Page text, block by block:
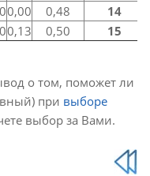
0,00 0,48
14
0,13 0,50 15
о том, поможет ли
при выборе
выбор за Вами.